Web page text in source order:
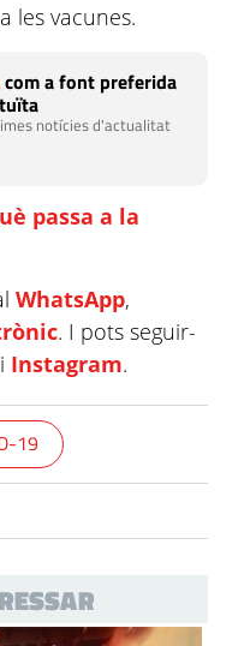
les vacunes.
com a font preferida
notícies d'actualitat
passa a la
WhatsApp,
. I pots seguir-
i Instagram.
19